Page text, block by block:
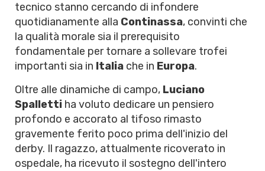
tecnico stanno cercando di infondere
quotidianamente alla Continassa, convinti che
la qualità morale sia il prerequisito
fondamentale per tornare a sollevare trofei
importanti sia in Italia che in Europa.
Oltre alle dinamiche di campo, Luciano
Spalletti ha voluto dedicare un pensiero
profondo e accorato al tifoso rimasto
gravemente ferito poco prima dell'inizio del
derby. Il ragazzo, attualmente ricoverato in
ospedale, ha ricevuto il sostegno dell'intero